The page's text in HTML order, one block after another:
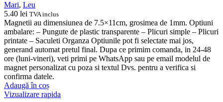
Mari, Leu
5.40 lei TVA inclus
Magnetii au dimensiunea de 7.5×11cm, grosimea de 1mm. Optiuni
ambalare: – Pungute de plastic transparente – Plicuri simple – Plicuri
printate – Saculeti Organza Optiunile pot fi selectate mai jos,
generand automat pretul final. Dupa ce primim comanda, in 24-48
ore (luni-vineri), veti primi pe WhatsApp sau pe email modelul de
magnet personalizat cu poza si textul Dvs. pentru a verifica si
confirma datele.
Adaugă în coș
Vizualizare rapida